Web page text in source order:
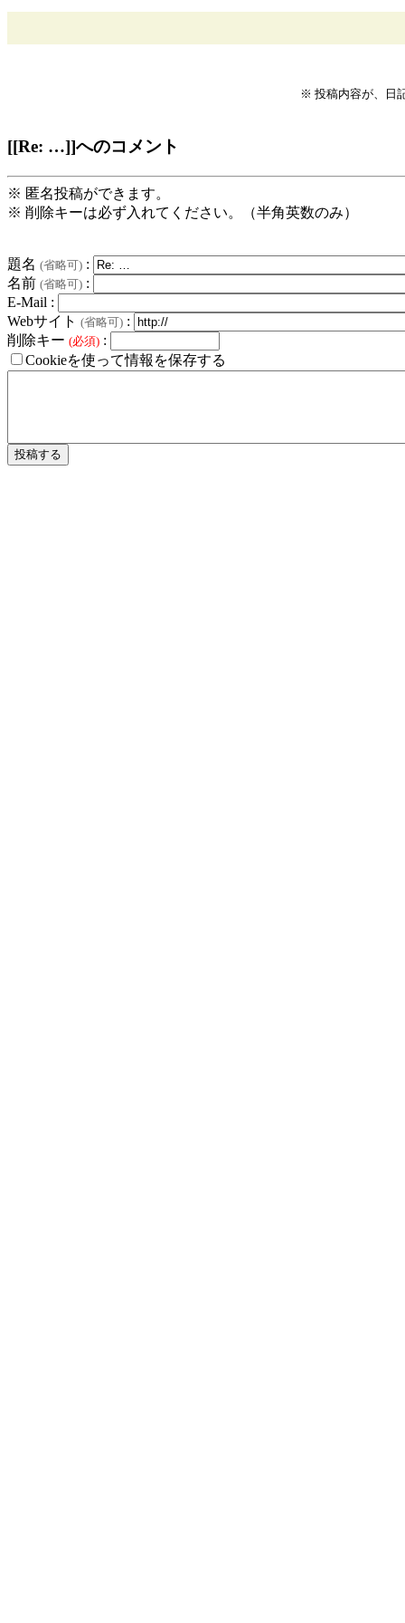
※ 投稿内容が、日
[[Re: …]]へのコメント
※ 匿名投稿ができます。
※ 削除キーは必ず入れてください。（半角英数のみ）
題名 (省略可) :
名前 (省略可) :
E-Mail :
Webサイト (省略可) :
削除キー (必須) :
Cookieを使って情報を保存する